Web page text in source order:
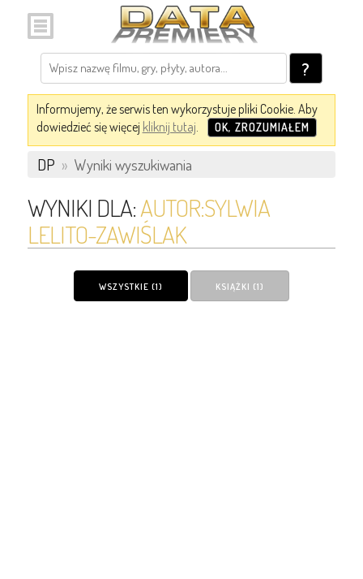
?
Informujemy, że serwis ten wykorzystuje pliki Cookie. Aby
dowiedzieć się więcej kliknij tutaj. OK, ZROZUMIAŁEM
DP » Wyniki wyszukiwania
WYNIKI DLA:AUTOR:SYLWIA
LELITO-ZAWIŚLAK
WSZYSTKIE (1) KSIĄŻKI (1)